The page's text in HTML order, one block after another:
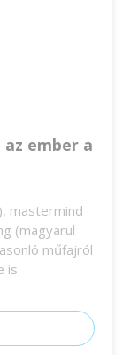
ember a
mastermind
(magyarul
műfajról
is